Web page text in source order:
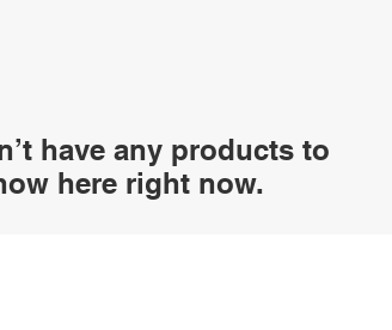
have any products to
here right now.